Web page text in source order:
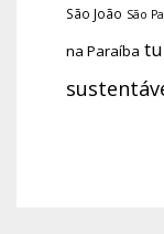
São João São
na Paraíba